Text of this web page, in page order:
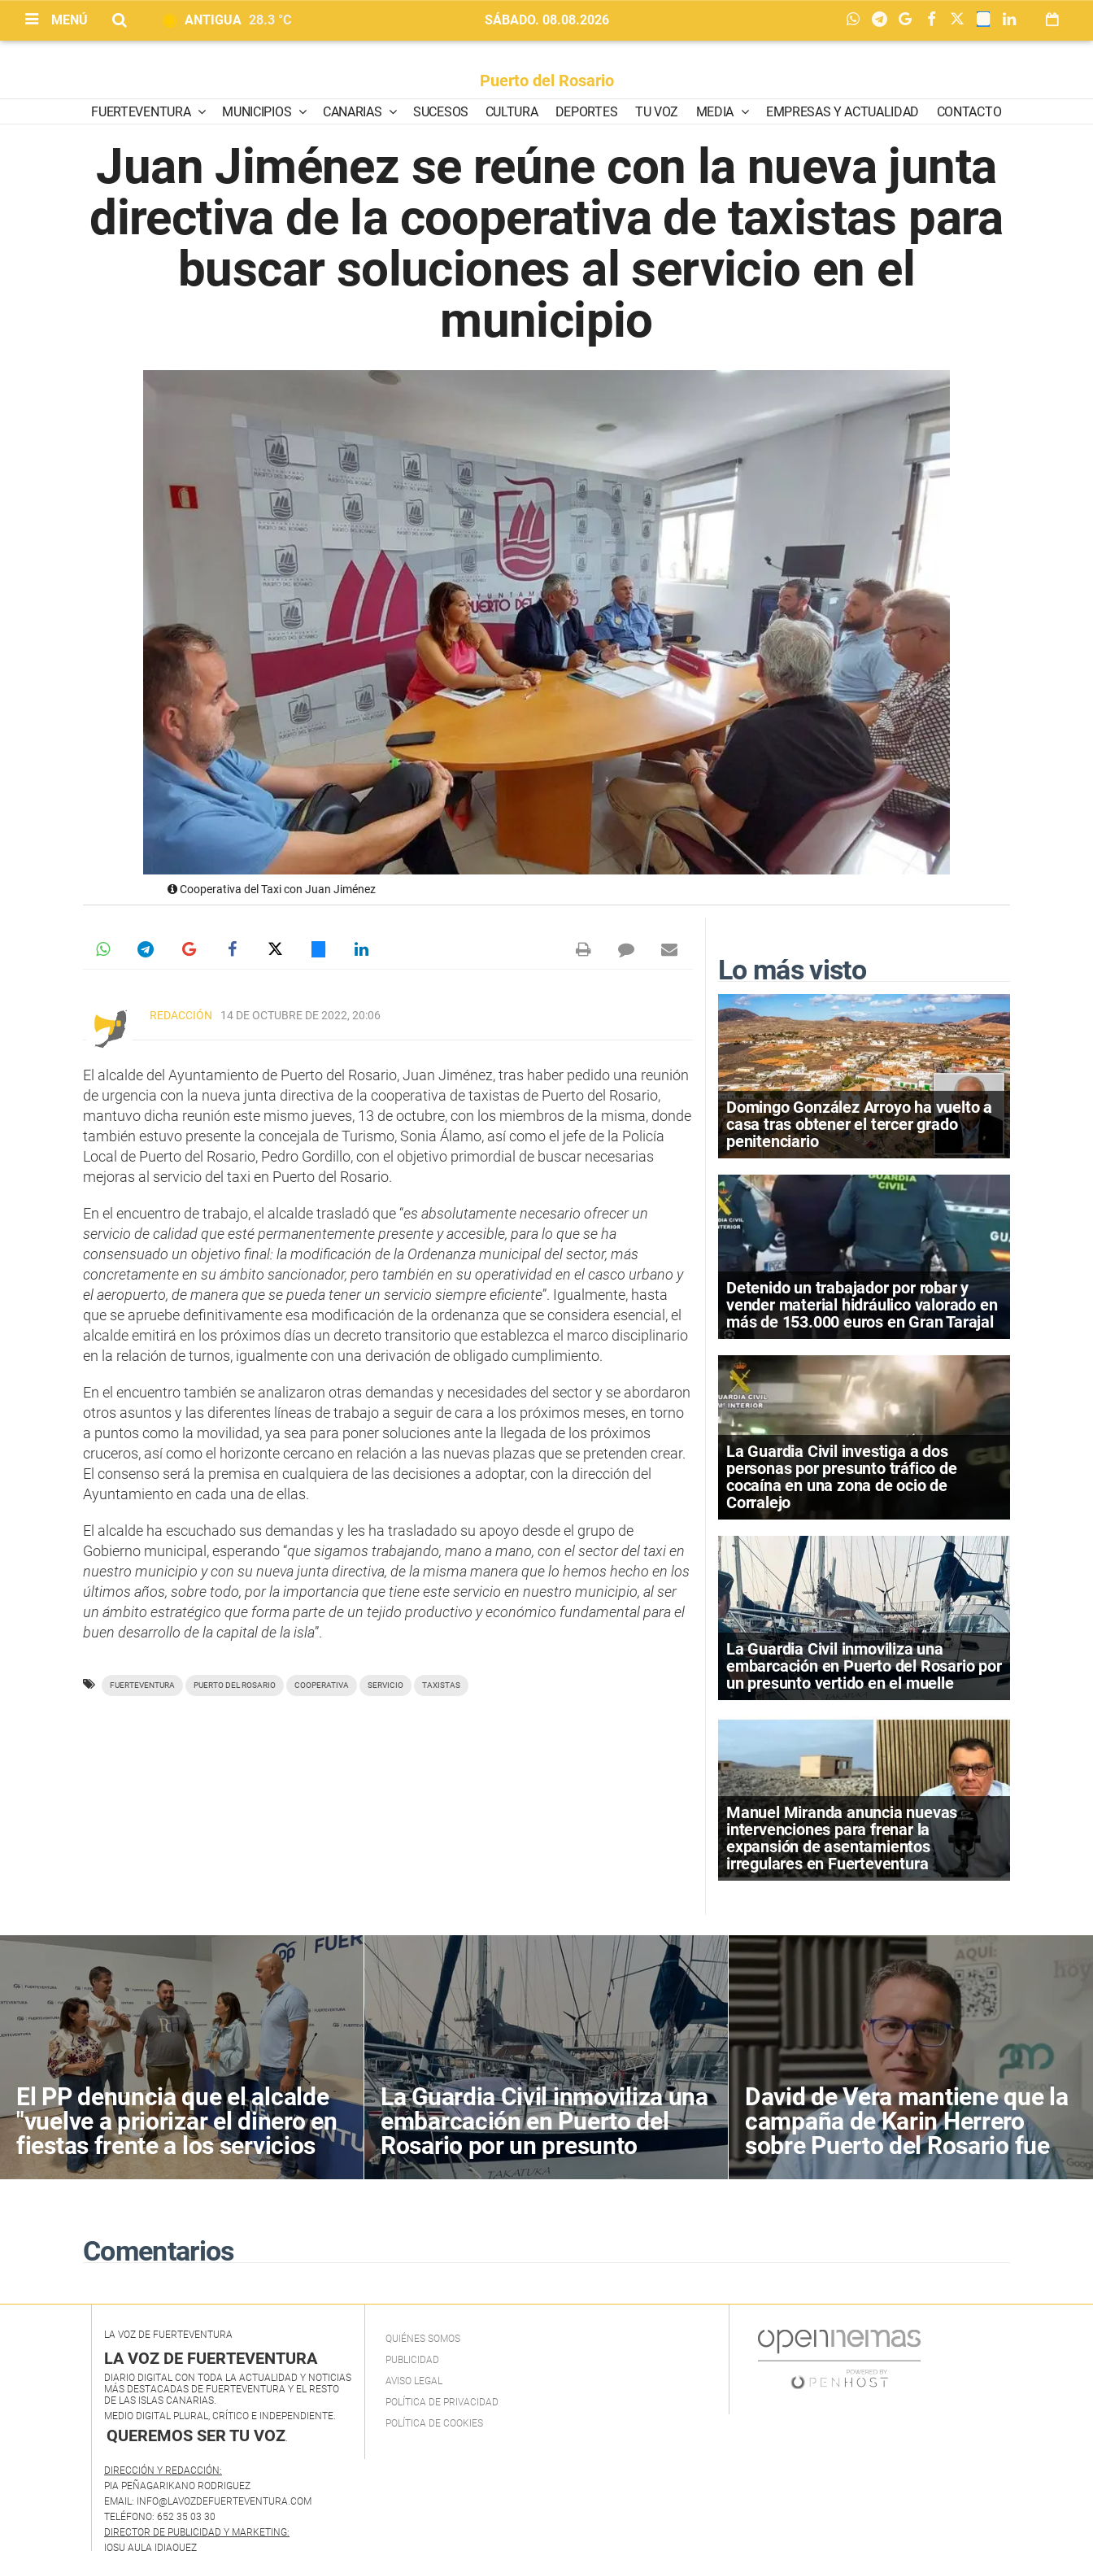
MENÚ ANTIGUA 28.3 °C SÁBADO. 08.08.2026
Puerto del Rosario
FUERTEVENTURA MUNICIPIOS CANARIAS SUCESOS CULTURA DEPORTES TU VOZ MEDIA EMPRESAS Y ACTUALIDAD CONTACTO
Juan Jiménez se reúne con la nueva junta
directiva de la cooperativa de taxistas para
buscar soluciones al servicio en el
municipio
Cooperativa del Taxi con Juan Jiménez
REDACCIÓN 14 DE OCTUBRE DE 2022, 20:06
El alcalde del Ayuntamiento de Puerto del Rosario, Juan Jiménez, tras haber pedido una reunión
de urgencia con la nueva junta directiva de la cooperativa de taxistas de Puerto del Rosario,
mantuvo dicha reunión este mismo jueves, 13 de octubre, con los miembros de la misma, donde
también estuvo presente la concejala de Turismo, Sonia Álamo, así como el jefe de la Policía
Local de Puerto del Rosario, Pedro Gordillo, con el objetivo primordial de buscar necesarias
mejoras al servicio del taxi en Puerto del Rosario.
En el encuentro de trabajo, el alcalde trasladó que “es absolutamente necesario ofrecer un
servicio de calidad que esté permanentemente presente y accesible, para lo que se ha
consensuado un objetivo final: la modificación de la Ordenanza municipal del sector, más
concretamente en su ámbito sancionador, pero también en su operatividad en el casco urbano y
el aeropuerto, de manera que se pueda tener un servicio siempre eficiente”. Igualmente, hasta
que se apruebe definitivamente esa modificación de la ordenanza que se considera esencial, el
alcalde emitirá en los próximos días un decreto transitorio que establezca el marco disciplinario
en la relación de turnos, igualmente con una derivación de obligado cumplimiento.
En el encuentro también se analizaron otras demandas y necesidades del sector y se abordaron
otros asuntos y las diferentes líneas de trabajo a seguir de cara a los próximos meses, en torno
a puntos como la movilidad, ya sea para poner soluciones ante la llegada de los próximos
cruceros, así como el horizonte cercano en relación a las nuevas plazas que se pretenden crear.
El consenso será la premisa en cualquiera de las decisiones a adoptar, con la dirección del
Ayuntamiento en cada una de ellas.
El alcalde ha escuchado sus demandas y les ha trasladado su apoyo desde el grupo de
Gobierno municipal, esperando “que sigamos trabajando, mano a mano, con el sector del taxi en
nuestro municipio y con su nueva junta directiva, de la misma manera que lo hemos hecho en los
últimos años, sobre todo, por la importancia que tiene este servicio en nuestro municipio, al ser
un ámbito estratégico que forma parte de un tejido productivo y económico fundamental para el
buen desarrollo de la capital de la isla”.
FUERTEVENTURA PUERTO DEL ROSARIO COOPERATIVA SERVICIO TAXISTAS
Lo más visto
Domingo González Arroyo ha vuelto a
casa tras obtener el tercer grado
penitenciario
Detenido un trabajador por robar y
vender material hidráulico valorado en
más de 153.000 euros en Gran Tarajal
La Guardia Civil investiga a dos
personas por presunto tráfico de
cocaína en una zona de ocio de
Corralejo
La Guardia Civil inmoviliza una
embarcación en Puerto del Rosario por
un presunto vertido en el muelle
Manuel Miranda anuncia nuevas
intervenciones para frenar la
expansión de asentamientos
irregulares en Fuerteventura
El PP denuncia que el alcalde
"vuelve a priorizar el dinero en
fiestas frente a los servicios
públicos"
La Guardia Civil inmoviliza una
embarcación en Puerto del
Rosario por un presunto
vertido en el muelle
David de Vera mantiene que la
campaña de Karin Herrero
sobre Puerto del Rosario fue
"desafortunada"
Comentarios
LA VOZ DE FUERTEVENTURA
LA VOZ DE FUERTEVENTURA
DIARIO DIGITAL CON TODA LA ACTUALIDAD Y NOTICIAS
MÁS DESTACADAS DE FUERTEVENTURA Y EL RESTO
DE LAS ISLAS CANARIAS.
MEDIO DIGITAL PLURAL, CRÍTICO E INDEPENDIENTE.
QUEREMOS SER TU VOZ
DIRECCIÓN Y REDACCIÓN:
PIA PEÑAGARIKANO RODRIGUEZ
EMAIL: INFO@LAVOZDEFUERTEVENTURA.COM
TELÉFONO: 652 35 03 30
DIRECTOR DE PUBLICIDAD Y MARKETING:
IOSU AULA IDIAQUEZ
QUIÉNES SOMOS
PUBLICIDAD
AVISO LEGAL
POLÍTICA DE PRIVACIDAD
POLÍTICA DE COOKIES